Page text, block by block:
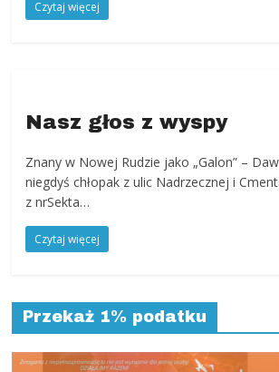
Czytaj więcej
Nasz głos z wyspy
Znany w Nowej Rudzie jako „Galon” –
niegdyś chłopak z ulic Nadrzecznej i
z nrSekta…
Czytaj więcej
Przekaż 1% podatku